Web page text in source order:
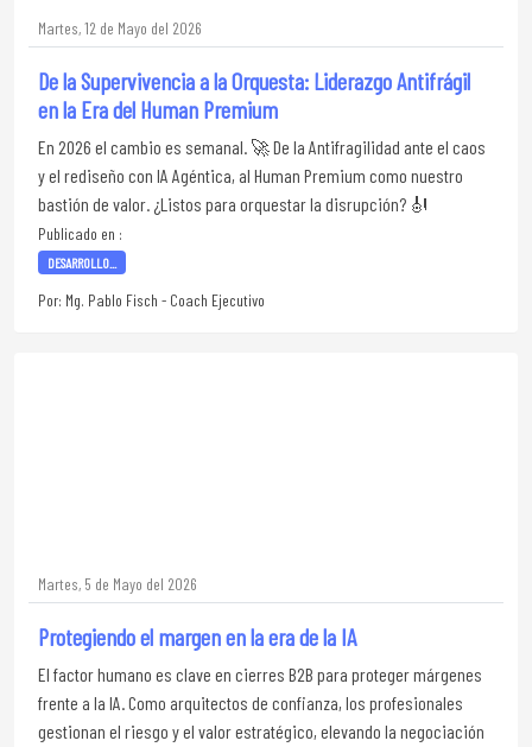
Martes, 12 de Mayo del 2026
De la Supervivencia a la Orquesta: Liderazgo Antifrágil
en la Era del Human Premium
En 2026 el cambio es semanal. 🚀 De la Antifragilidad ante el caos
y el rediseño con IA Agéntica, al Human Premium como nuestro
bastión de valor. ¿Listos para orquestar la disrupción? 🎻
Publicado en :
DESARROLLO...
Por: Mg. Pablo Fisch - Coach Ejecutivo
Martes, 5 de Mayo del 2026
Protegiendo el margen en la era de la IA
El factor humano es clave en cierres B2B para proteger márgenes
frente a la IA. Como arquitectos de confianza, los profesionales
gestionan el riesgo y el valor estratégico, elevando la negociación